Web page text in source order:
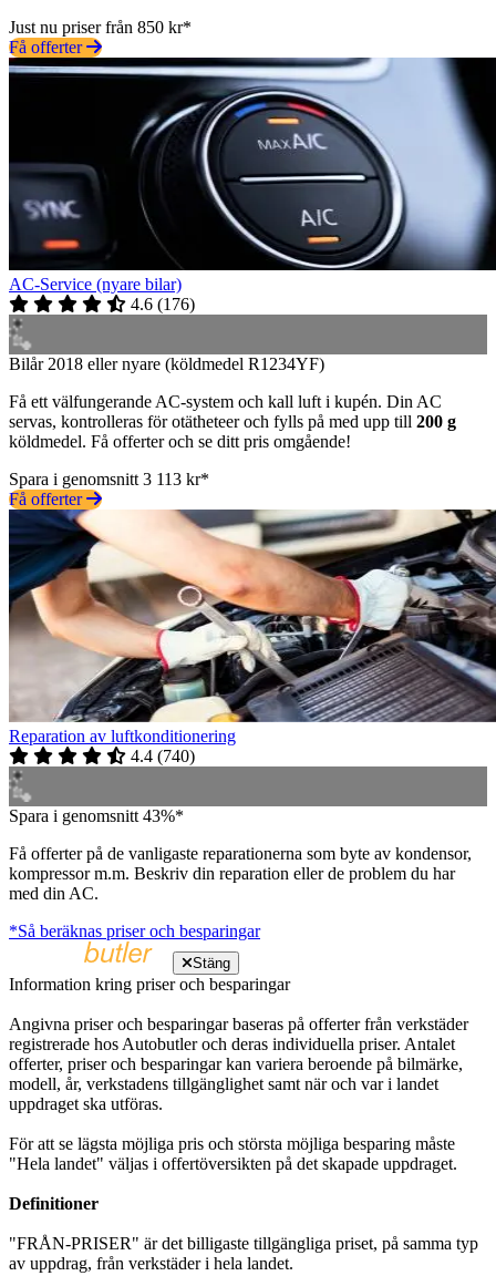
Just nu priser från 850 kr*
Få offerter
AC-Service (nyare bilar)
4.6 (176)
Bilår 2018 eller nyare (köldmedel R1234YF)
Få ett välfungerande AC-system och kall luft i kupén. Din AC
servas, kontrolleras för otätheteer och fylls på med upp till 200 g
köldmedel. Få offerter och se ditt pris omgående!
Spara i genomsnitt 3 113 kr*
Få offerter
Reparation av luftkonditionering
4.4 (740)
Spara i genomsnitt 43%*
Få offerter på de vanligaste reparationerna som byte av kondensor,
kompressor m.m. Beskriv din reparation eller de problem du har
med din AC.
*Så beräknas priser och besparingar
Stäng
Information kring priser och besparingar
Angivna priser och besparingar baseras på offerter från verkstäder
registrerade hos Autobutler och deras individuella priser. Antalet
offerter, priser och besparingar kan variera beroende på bilmärke,
modell, år, verkstadens tillgänglighet samt när och var i landet
uppdraget ska utföras.
För att se lägsta möjliga pris och största möjliga besparing måste
"Hela landet" väljas i offertöversikten på det skapade uppdraget.
Definitioner
"FRÅN-PRISER" är det billigaste tillgängliga priset, på samma typ
av uppdrag, från verkstäder i hela landet.